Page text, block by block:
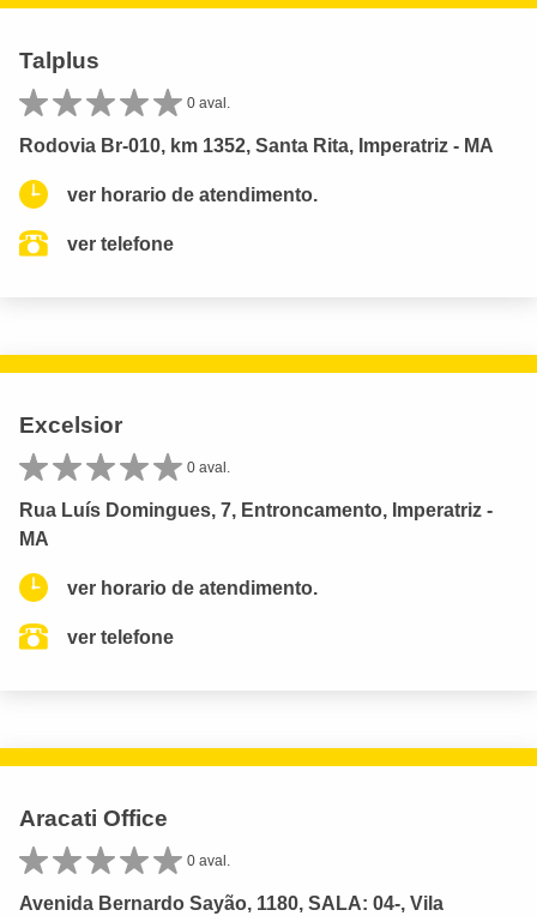
Talplus
0 aval.
Rodovia Br-010, km 1352, Santa Rita, Imperatriz - MA
ver horario de atendimento.
ver telefone
Excelsior
0 aval.
Rua Luís Domingues, 7, Entroncamento, Imperatriz -
MA
ver horario de atendimento.
ver telefone
Aracati Office
0 aval.
Avenida Bernardo Sayão, 1180, SALA: 04-, Vila